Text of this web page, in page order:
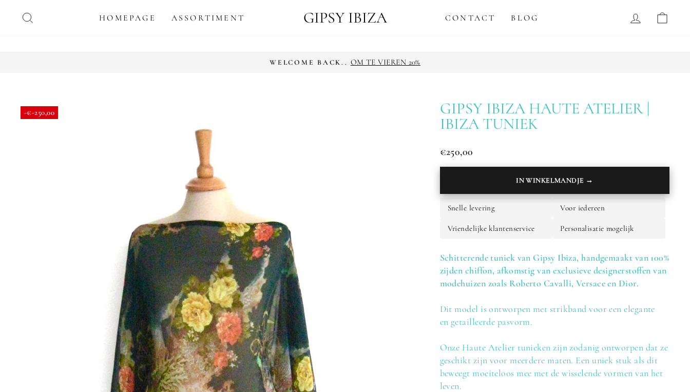
HOMEPAGE ASSORTIMENT GIPSY IBIZA CONTACT BLOG LOG IN
GRATIS VERZENDING OP ALLE BESTELLINGEN BOVEN DE €100
-€-250,00
GIPSY IBIZA HAUTE ATELIER |
IBIZA TUNIEK
Normale
€250,00
IN WINKELMANDJE →
Snelle levering Voor iedereen
Vriendelijke klantenservice Personalisatie mogelijk
Schitterende tuniek van Gipsy Ibiza, handgemaakt van 100%
zijden chiffon, afkomstig van exclusieve designerstoffen van
modehuizen zoals Roberto Cavalli, Versace en Dior.
Dit model is ontworpen met strikband voor een elegante
en getailleerde pasvorm.
Onze Haute Atelier tunieken zijn zodanig ontworpen dat ze
geschikt zijn voor meerdere maten. Een uniek stuk als dit
beweegt moeiteloos mee met de wisselende vormen van het
leven.